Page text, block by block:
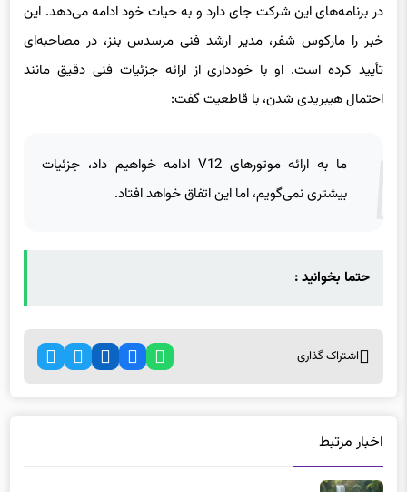
در برنامه‌های این شرکت جای دارد و به حیات خود ادامه می‌دهد. این
خبر را مارکوس شفر، مدیر ارشد فنی مرسدس بنز، در مصاحبه‌ای
تأیید کرده است. او با خودداری از ارائه جزئیات فنی دقیق مانند
احتمال هیبریدی شدن، با قاطعیت گفت:
ما به ارائه موتورهای V12 ادامه خواهیم داد، جزئیات
بیشتری نمی‌گویم، اما این اتفاق خواهد افتاد.
حتما بخوانید :
اشتراک گذاری
اخبار مرتبط